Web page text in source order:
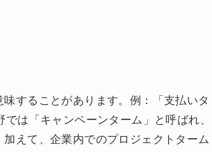
することがあります。例：「支払いタ
は「キャンペーンターム」と呼ばれ、
えて、企業内でのプロジェクトターム